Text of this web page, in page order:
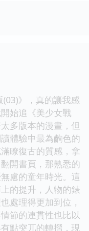
》，真的讓我感
始追《美少女戰
多版本的漫畫，但
體驗中最為齣色的
瞭復古的質感，拿
開書頁，那熟悉的
慮的童年時光。這
的提升，人物的錶
處理得更加到位，
節的連貫性也比以
點突兀的轉摺，現